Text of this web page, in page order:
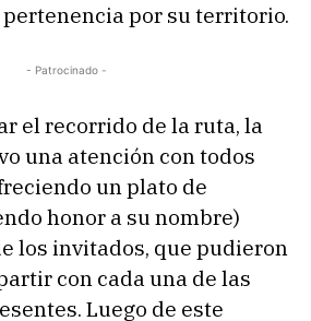
por su territorio.
- Patrocinado -
el recorrido de la ruta, la
una atención con todos
un plato de
honor a su nombre)
los invitados, que pudieron
con cada una de las
Luego de este